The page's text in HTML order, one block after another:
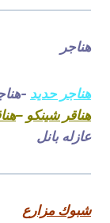
هناجر
هناجر حديد -
هناقر شينكو –
عازله بانل
شبوك مزارع